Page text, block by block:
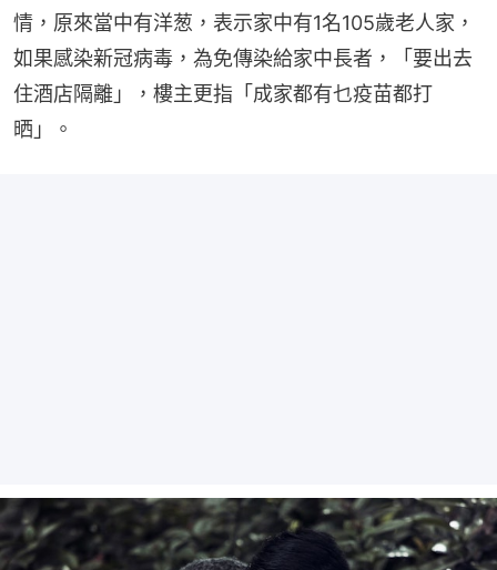
情，原來當中有洋葱，表示家中有1名105歲老人家，
如果感染新冠病毒，為免傳染給家中長者，「要出去
住酒店隔離」，樓主更指「成家都有乜疫苗都打
晒」。